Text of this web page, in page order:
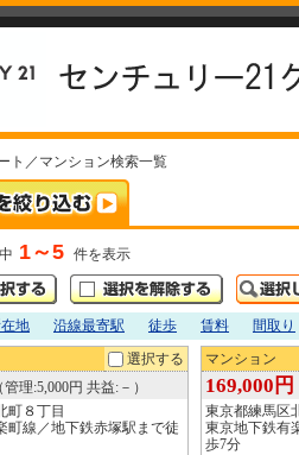
ト／マンション検索一覧
1～5 件を表示
地 沿線最寄駅 徒歩 賃料 間取り
選択する
管理:5,000円 共益:－）
町８丁目
町線／地下鉄赤塚駅まで徒
マンション
169,000円
東京都練馬区
東京地下鉄有
歩7分